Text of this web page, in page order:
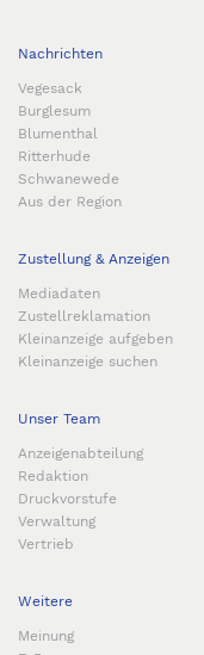
Nachrichten
Vegesack
Burglesum
Blumenthal
Ritterhude
Schwanewede
Aus der Region
Zustellung & Anzeigen
Mediadaten
Zustellreklamation
Kleinanzeige aufgeben
Kleinanzeige suchen
Unser Team
Anzeigenabteilung
Redaktion
Druckvorstufe
Verwaltung
Vertrieb
Weitere
Meinung